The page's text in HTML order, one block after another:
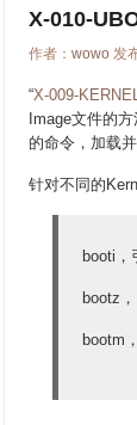
X-010-
作者： wowo 发
“X-009-
Image文件的
的命令，加载
针对不同的
booti，
bootz
bootm